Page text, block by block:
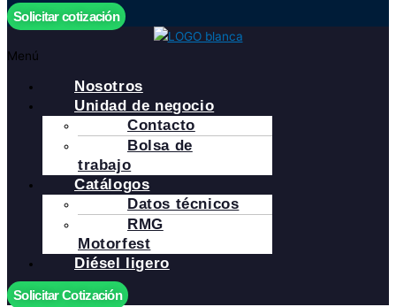
Solicitar cotización
Menú
Nosotros
Unidad de negocio
Contacto
Bolsa de
trabajo
Catálogos
Datos técnicos
RMG
Motorfest
Diésel ligero
Solicitar Cotización